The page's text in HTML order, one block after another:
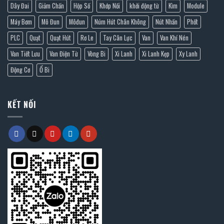
Dây Đai
Giảm Chấn Hộp Số Khớp Nối khởi động từ Kìm
Module
Máy Bơm
Mô Đun Môđun Núm Hút Chân Không Nút Nhấn
Phốt
PLC
Quạt Quạt Hút Rơ Le Tay Cân Lực Van
Van Khí Nén
Van Tiết Lưu
Van Điện Từ Vòng Bi Xi Lanh Xi Lanh Kẹp
Xy Lanh
Động Cơ
Ổ Bi
KẾT NỐI